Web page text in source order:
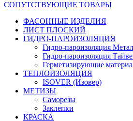
СОПУТСТВУЮЩИЕ ТОВАРЫ
ФАСОННЫЕ ИЗДЕЛИЯ
ЛИСТ ПЛОСКИЙ
ГИДРО-ПАРОИЗОЛЯЦИЯ
Гидро-пароизоляция
Гидро-пароизоляция
Герметизирующие
ТЕПЛОИЗОЛЯЦИЯ
ISOVER (Изовер)
МЕТИЗЫ
Саморезы
Заклепки
КРАСКА